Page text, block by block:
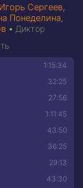
Игорь Сергеев,
Понеделина,
•Диктор
1:15:34
32:25
27:56
1:11:45
43:50
36:25
29:13
43:30